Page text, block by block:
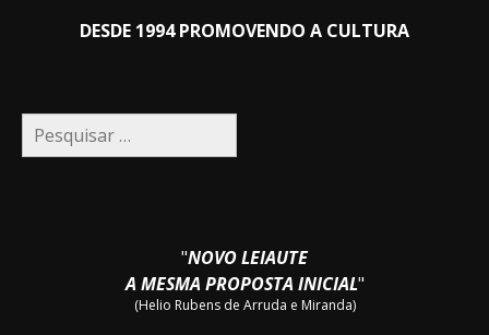
DESDE 1994 PROMOVENDO A CULTURA
Pesquisar
por:
"NOVO LEIAUTE
A MESMA PROPOSTA INICIAL"
(Helio Rubens de Arruda e Miranda)